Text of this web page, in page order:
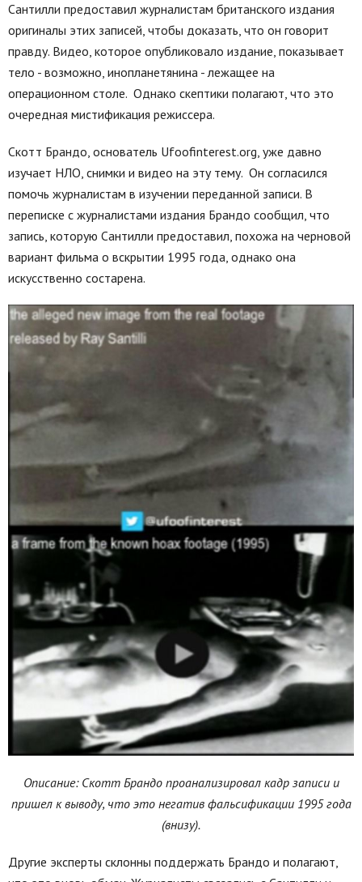
Сантилли предоставил журналистам британского издания
оригиналы этих записей, чтобы доказать, что он говорит
правду. Видео, которое опубликовало издание, показывает
тело - возможно, инопланетянина - лежащее на
операционном столе. Однако скептики полагают, что это
очередная мистификация режиссера.
Скотт Брандо, основатель Ufoofinterest.org, уже давно
изучает НЛО, снимки и видео на эту тему. Он согласился
помочь журналистам в изучении переданной записи. В
переписке с журналистами издания Брандо сообщил, что
запись, которую Сантилли предоставил, похожа на черновой
вариант фильма о вскрытии 1995 года, однако она
искусственно состарена.
Описание: Скотт Брандо проанализировал кадр записи и
пришел к выводу, что это негатив фальсификации 1995 года
(внизу).
Другие эксперты склонны поддержать Брандо и полагают,